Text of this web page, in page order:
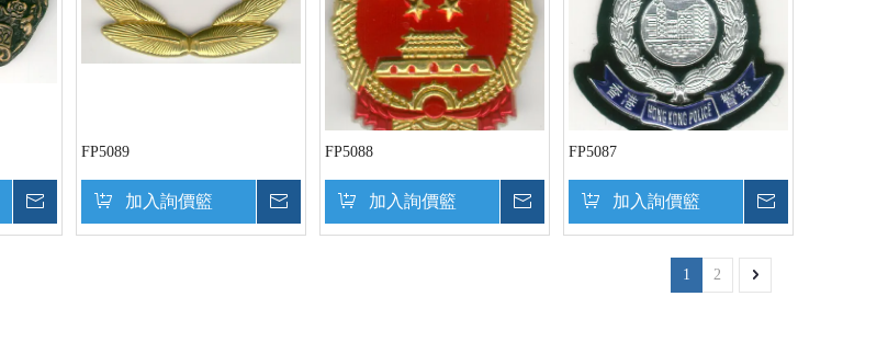
FP5089
加入詢價籃
FP5088
加入詢價籃
FP5087
加入詢價籃
1 2